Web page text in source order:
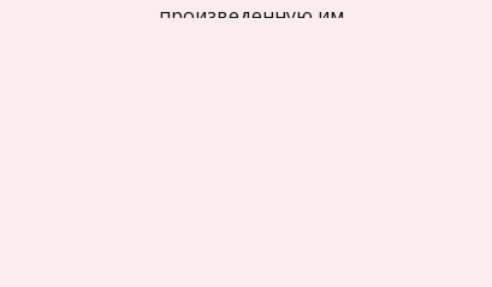
Экскурсии и туризм
произведенную им